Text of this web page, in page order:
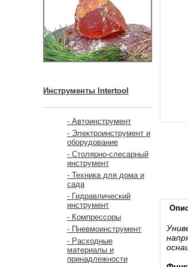
Инструменты Intertool
- Автоинструмент
- Электроинструмент и
оборудование
- Столярно-слесарный
инструмент
- Техника для дома и
сада
- Гидравлический
инструмент
- Компрессоры
- Пневмоинструмент
- Расходные
материалы и
принадлежности